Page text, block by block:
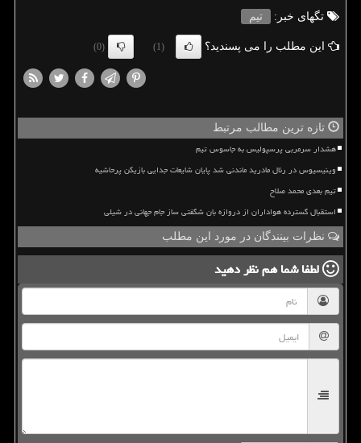
تگهای خبر:
تیم
این مطلب را می پسندید؟ (1)
(0)
تازه ترین مطالب مرتبط
هشدار سرمربی پرسپولیس به جاسوس تیم
وینیسیوس در رئال مادرید ماندنی شد پایان شایعات جدایی بازیکن پرحاشیه
تیم بعدی محمد صلاح
استقبال گسترده هواداران از دروازه بان شگفتی ساز جام جهانی در شیلی
نظرات بینندگان در مورد این مطلب
لطفا شما همنظر دهید